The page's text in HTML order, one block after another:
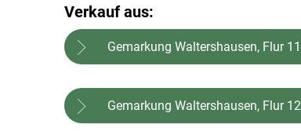
Verkauf aus:
Gemarkung Waltershausen, Flur
Gemarkung Waltershausen, Flur